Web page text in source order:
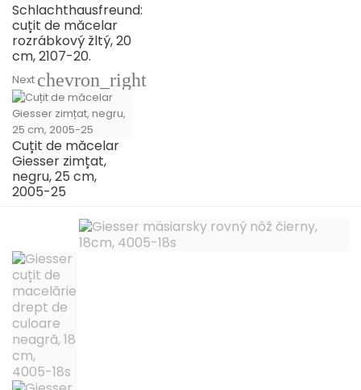
Schlachthausfreund:
cuțit de măcelar
rozrábkový žltý, 20
cm, 2107-20.
Next chevron_right
Cuțit de măcelar
Giesser zimțat,
negru, 25 cm,
2005-25